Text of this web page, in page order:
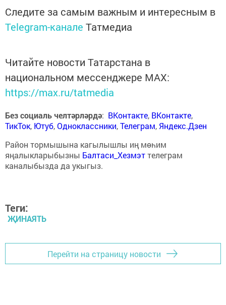
Следите за самым важным и интересным в
Telegram-канале Татмедиа
Читайте новости Татарстана в
национальном мессенджере MАХ:
https://max.ru/tatmedia
Без социаль челтәрләрдә: ВКонтакте, ВКонтакте,
ТикТок, Ютуб,Одноклассники,Телеграм, Яндекс.Дзен
Район тормышына кагылышлы иң мөһим
яңалыкларыбызны Балтаси_Хезмэттелеграм
каналыбызда да укыгыз.
Теги:
ҖИНАЯТЬ
Перейти на страницу новости